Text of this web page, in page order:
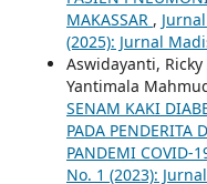
MAKASSAR ,
(2025): Jurnal
Aswidayanti,
Yantimala
SENAM KAKI
PADA PENDERITA
PANDEMI COVID-
No. 1 (2023):